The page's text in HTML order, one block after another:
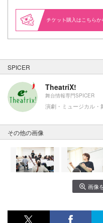
購入はこちらか
SPICER
TheatriX!
舞台情報専門SPICER
演劇・ミュージカル・
その他の画像
画像